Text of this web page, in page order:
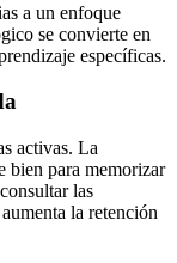
a un enfoque
se convierte en
específicas.
activas. La
bien para memorizar
las
la retención